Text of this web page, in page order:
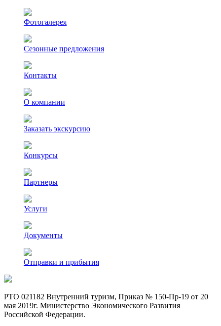
Фотогалерея
Сезонные предложения
Контакты
О компании
Заказать экскурсию
Конкурсы
Партнеры
Услуги
Документы
Отправки и прибытия
РТО 021182 Внутренний туризм, Приказ № 150-Пр-19 от 20
мая 2019г. Министерство Экономического Развития
Российской Федерации.